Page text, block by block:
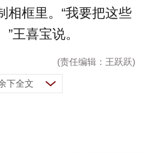
相框里。“我要把这些
王喜宝说。
(责任编辑：王跃跃)
下全文